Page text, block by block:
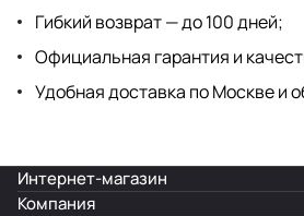
Гибкий возврат — до 100 дней;
Официальная гарантия и
Удобная доставка по Москве и
Интернет-магазин
Компания